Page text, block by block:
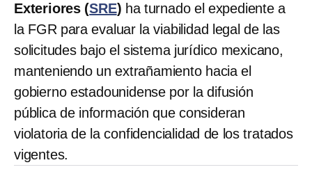
Exteriores (SRE) ha turnado el expediente a
la FGR para evaluar la viabilidad legal de las
solicitudes bajo el sistema jurídico mexicano,
manteniendo un extrañamiento hacia el
gobierno estadounidense por la difusión
pública de información que consideran
violatoria de la confidencialidad de los tratados
vigentes.